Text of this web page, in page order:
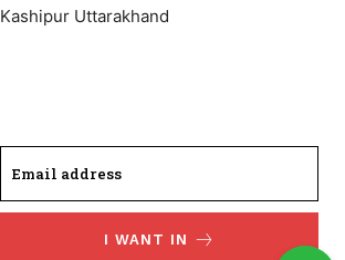
Kashipur Uttarakhand
I WANT IN